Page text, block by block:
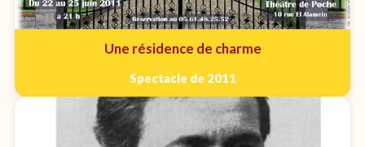
Une résidence de charme
Spectacle de 2011